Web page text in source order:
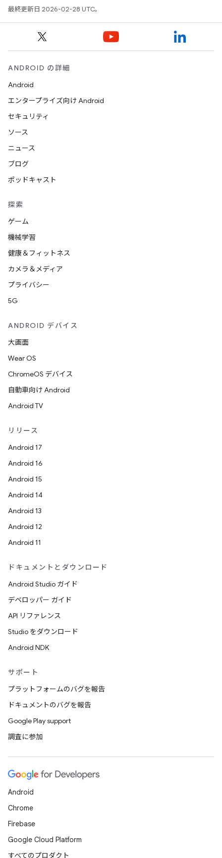
最終更新日 2026-02-28 UTC。
ANDROID の詳細
Android
エンタープライズ向け Android
セキュリティ
ソース
ニュース
ブログ
ポッドキャスト
探索
ゲーム
機械学習
健康＆フィットネス
カメラ＆メディア
プライバシー
5G
ANDROID デバイス
大画面
Wear OS
ChromeOS デバイス
自動車向け Android
Android TV
リリース
Android 17
Android 16
Android 15
Android 14
Android 13
Android 12
Android 11
ドキュメントとダウンロード
Android Studio ガイド
デベロッパー ガイド
API リファレンス
Studio をダウンロード
Android NDK
サポート
プラットフォームのバグを報告
ドキュメントのバグを報告
Google Play support
調査に参加
Android
Chrome
Firebase
Google Cloud Platform
すべてのプロダクト